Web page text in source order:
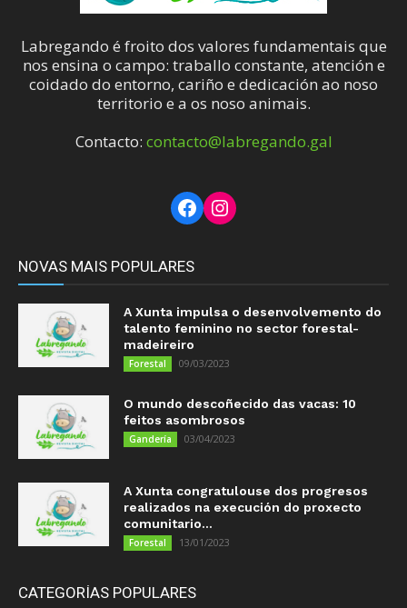
Labregando é froito dos valores fundamentais que
nos ensina o campo: traballo constante, atención e
coidado do entorno, cariño e dedicación ao noso
territorio e a os noso animais.
Contacto: contacto@labregando.gal
Facebook
Instagram
NOVAS MAIS POPULARES
A Xunta impulsa o desenvolvemento do
talento feminino no sector forestal-
madeireiro
Forestal 09/03/2023
O mundo descoñecido das vacas: 10
feitos asombrosos
Gandería 03/04/2023
A Xunta congratulouse dos progresos
realizados na execución do proxecto
comunitario...
Forestal 13/01/2023
CATEGORÍAS POPULARES